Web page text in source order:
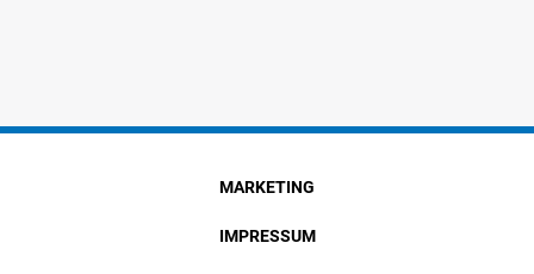
MARKETING
IMPRESSUM